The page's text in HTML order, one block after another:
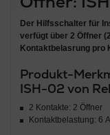
Der Hilfsschalter für
verfügt über 2 Öffner
Kontaktbelasrung pro
Produkt-
ISH-02 von
2 Kontakte: 2 Öffner
Kontaktbelastung: 6